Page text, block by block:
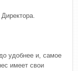
удобнее и, самое
имеет свои